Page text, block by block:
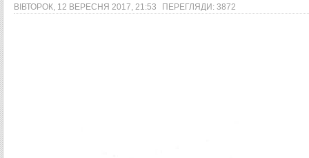
ВІВТОРОК, 12 ВЕРЕСНЯ 2017, 21:53 ПЕРЕГЛЯДИ: 3872